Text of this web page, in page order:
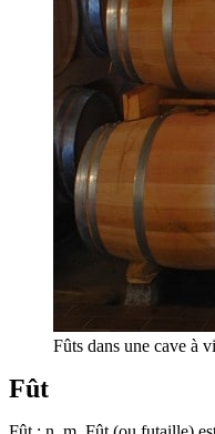
Fûts dans une cave à
Fût